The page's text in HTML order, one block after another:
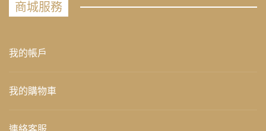
商城服務
我的帳戶
我的購物車
連絡客服